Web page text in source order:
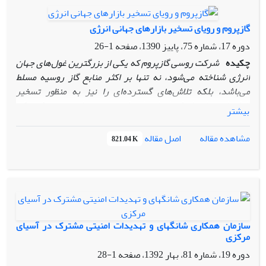
وجود دارد که به عنوان یک عامل مهم مشترک باعث شده است که
آنها از همکاری با تشکل‌های چندجانبه استقبال کنند؛ این عامل
حفظ و بقای حکومت است که از سوی تروریسم، افراط‌گرایی،
اختلاف‌های قومی‌ و نژادی، جدایی‌طلبی و ناکارآمدی تهدید می‌شود.
مسائل آسیای مرکزی و قفقاز به دلیل پیچیدگی و درهم تنیدگی
فقط از طریق روابط دوجانبه قابل حل و فصل نیست.از این‌‌رو،
همکاری چندجانبه میان دولت‌های منطقه و یا همکاری با سازمان‌ها
و اتحادیه‌های دیگر به عنوان یک استراتژی در روابط خارجی
کشورهای این منطقه مطرح است
گازپروم و رویای تسخیر بازارهای جهانی انرژی
دوره 17، شماره 75، پاییز 1390، صفحه
1-26
چکیده شرکت روسی گازپروم که یکی از بزرگترین غول‌های جهان
انرژی شناخته می‌شود، نه تنها بر اکثر منابع گاز روسیه مسلط
می‌باشد، بلکه تلاش‌های گسترده‌ای را نیز به منظور تسخیر
بازارهای جهانی انرژی انجام داده است. همین امر موجب شده که
این شرکت در معادلات راهبردی انرژی از جایگاه برجسته‌ای
برخوردار شود. گازپروم در حالی رویای
انرژی را در سر می‌پروراند که
شرکت جهت گسترش بازارهای جهانی خود نیز داشته باشد.
بیشتر
مشاهده مقاله
اصل مقاله 821.04 K
سازمان همکاری شانگهای و تهدیدات امنیتی مشترک در آسیای
مرکزی
دوره 19، شماره 81، بهار 1392، صفحه
1-28